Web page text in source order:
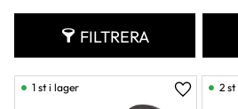
FILTRERA
Lägg till
1 st i lager 2